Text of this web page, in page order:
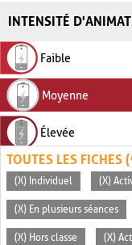
INTENSITÉ
Faible
Moyenne
Élevée
TOUTES LES FICHES
(X) Individuel (X)
(X) En plusieurs séances
(X) Hors classe (X)